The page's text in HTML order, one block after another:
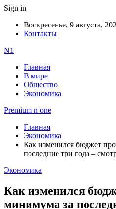
Sign in
Воскресенье, 9 августа,
Контакты
N1
Главная
В мире
Общество
Экономика
Premium n one
Главная
Экономика
Как изменился бюджет
последние три года –
Экономика
Как изменился
минимума за